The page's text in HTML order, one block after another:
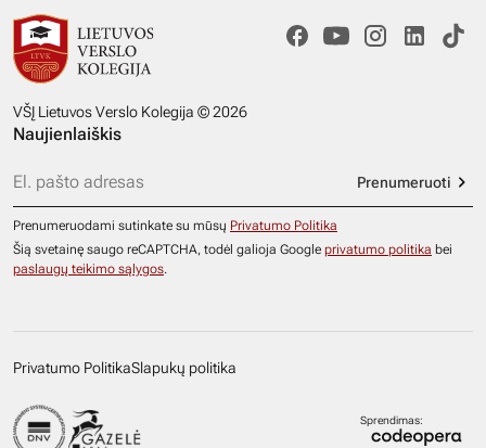
VŠĮ Lietuvos Verslo Kolegija © 2026
Naujienlaiškis
Prenumeruoti
Prenumeruodami sutinkate su mūsų Privatumo Politika
Šią svetainę saugo reCAPTCHA, todėl galioja Google privatumo politika bei
paslaugų teikimo sąlygos.
Privatumo PolitikaSlapukų politika
Sprendimas: